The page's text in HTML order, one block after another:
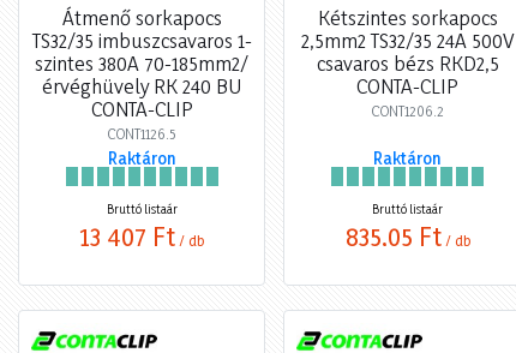
Átmenő sorkapocs
TS32/35 imbuszcsavaros 1-
szintes 380A 70-185mm2/
érvéghüvely RK 240 BU
CONTA-CLIP
CONT1126.5
Raktáron
Bruttó listaár
13 407 Ft / db
Kétszintes sorkapocs
2,5mm2 TS32/35 24A 500V
csavaros bézs RKD2,5
CONTA-CLIP
CONT1206.2
Raktáron
Bruttó listaár
835,05 Ft / db